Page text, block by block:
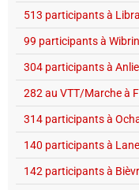
513 participants à
99 participants à
304 participants à
282 au VTT/Marche à
314 participants à
140 participants à
142 participants à